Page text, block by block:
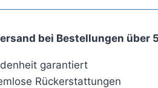
bei Bestellungen über
garantiert
Rückerstattungen